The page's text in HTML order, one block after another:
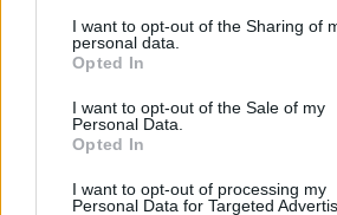
I want to opt-out of the Sharing of
personal data.
Opted In
I want to opt-out of the Sale of my
Personal Data.
Opted In
I want to opt-out of processing my
Personal Data for Targeted
Szentségtörő
vandalizmus a
gyújtogatást